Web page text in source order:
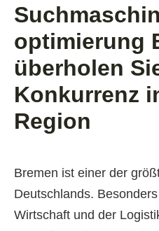
optimierung
überholen
Konkurrenz
Region
Bremen ist einer der
Deutschlands.
Wirtschaft und der